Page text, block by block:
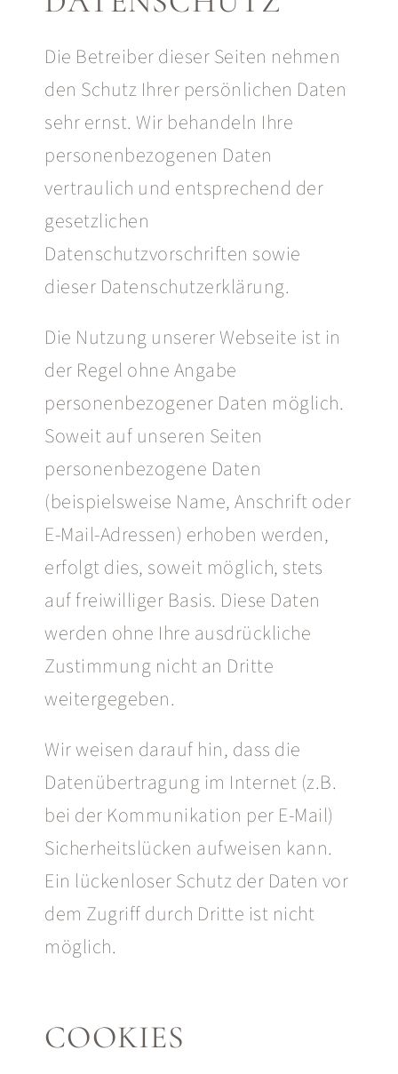
Die Betreiber dieser Seiten nehmen
den Schutz Ihrer persönlichen Daten
sehr ernst. Wir behandeln Ihre
personenbezogenen Daten
vertraulich und entsprechend der
gesetzlichen
Datenschutzvorschriften sowie
dieser Datenschutzerklärung.
Die Nutzung unserer Webseite ist in
der Regel ohne Angabe
personenbezogener Daten möglich.
Soweit auf unseren Seiten
personenbezogene Daten
(beispielsweise Name, Anschrift oder
E-Mail-Adressen) erhoben werden,
erfolgt dies, soweit möglich, stets
auf freiwilliger Basis. Diese Daten
werden ohne Ihre ausdrückliche
Zustimmung nicht an Dritte
weitergegeben.
Wir weisen darauf hin, dass die
Datenübertragung im Internet (z.B.
bei der Kommunikation per E-Mail)
Sicherheitslücken aufweisen kann.
Ein lückenloser Schutz der Daten vor
dem Zugriff durch Dritte ist nicht
möglich.
COOKIES